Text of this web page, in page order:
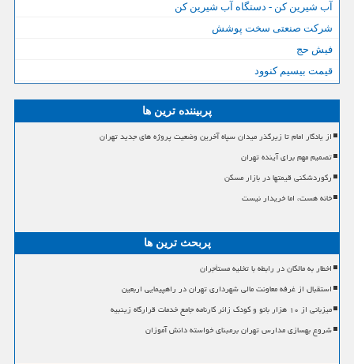
آب شیرین کن - دستگاه آب شیرین کن
شرکت صنعتی سخت پوشش
فیش حج
قیمت بیسیم کنوود
پربیننده ترین ها
از یادگار امام تا زیرگذر میدان سپاه آخرین وضعیت پروژه های جدید تهران
تصمیم مهم برای آینده تهران
رکوردشکنی قیمتها در بازار مسکن
خانه هست، اما خریدار نیست
پربحث ترین ها
اخطار به مالکان در رابطه با تخلیه مستأجران
استقبال از غرفه معاونت مالی شهرداری تهران در راهپیمایی اربعین
میزبانی از ۱۰ هزار بانو و کودک زائر کارنامه جامع خدمات قرارگاه زینبیه
شروع بهسازی مدارس تهران برمبنای خواسته دانش آموزان